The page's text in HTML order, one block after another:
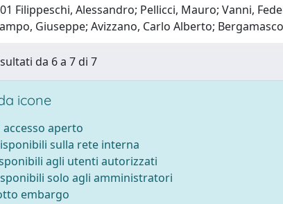
Filippeschi, Alessandro; Pellicci, Mauro; Vanni,
Giuseppe; Avizzano, Carlo Alberto;
da 6 a 7 di 7
icone
accesso aperto
sulla rete interna
agli utenti autorizzati
solo agli amministratori
embargo